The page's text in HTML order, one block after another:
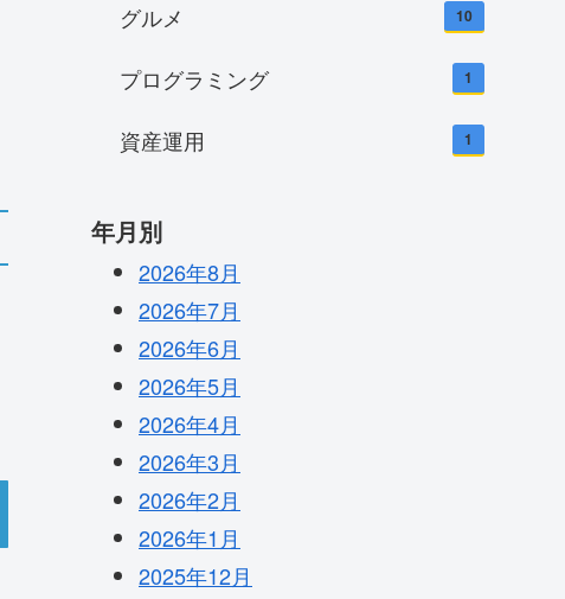
グルメ 10
プログラミング 1
資産運用 1
年月別
2026年8月
2026年7月
2026年6月
2026年5月
2026年4月
2026年3月
2026年2月
2026年1月
2025年12月